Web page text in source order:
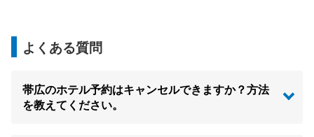
よくある質問
帯広のホテル予約はキャンセルできますか？方法
を教えてください。